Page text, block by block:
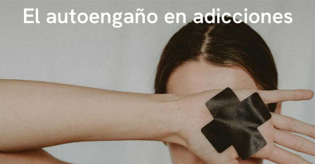
El autoengaño en adicciones